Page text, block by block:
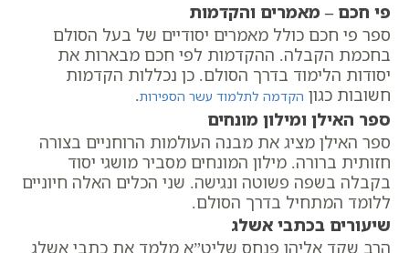
פי חכם – מאמרים והקדמות
ספר פי חכם כולל מאמרים יסודיים של בעל הסולם
בחכמת הקבלה. ההקדמות לפי חכם מבארות את
יסודות הלימוד בדרך הסולם. כן נכללות הקדמות
חשובות כגון הקדמה לתלמוד עשר הספירות.
ספר האילן ומילון מונחים
ספר האילן מציג את מבנה העולמות הרוחניים בצורה
חזותית ברורה. מילון המונחים מסביר מושגי יסוד
בקבלה בשפה פשוטה ונגישה. שני הכלים האלה חיוניים
ללומד המתחיל בדרך הסולם.
שיעורים בכתבי אשלג
הרב שקד אליהו פנחס שליט”א מלמד את כתבי אשלג